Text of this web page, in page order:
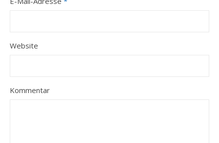
Website
Kommentar